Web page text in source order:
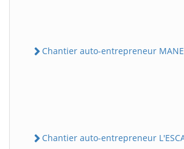
Chantier auto-entrepreneur MANE
Chantier auto-entrepreneur